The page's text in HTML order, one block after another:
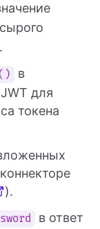
в
для
токена
).
в ответ